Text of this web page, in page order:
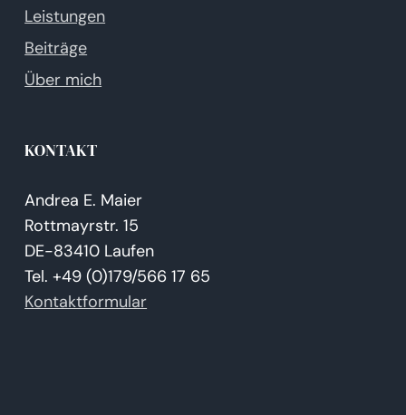
Leistungen
Beiträge
Über mich
KONTAKT
Andrea E. Maier
Rottmayrstr. 15
DE-83410 Laufen
Tel. +49 (0)179/566 17 65
Kontaktformular